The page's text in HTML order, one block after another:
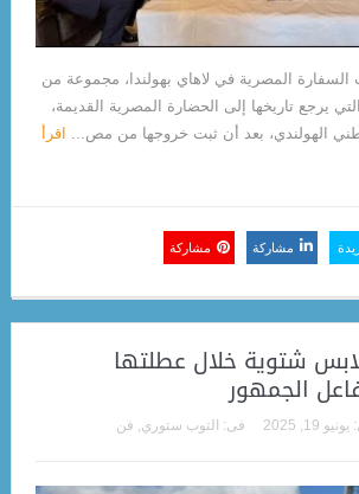
السفارة المصرية في لاهاي بهولندا، مجموعة من
التي يرجع تاريخها إلى الحضارة المصرية القديمة،
الهولندي، بعد أن ثبت خروجها من مص... اقرأ
مشاركة مشاركة
شتوية خلال عطلتها
الجمهور
يونيو 19, 2025 فى: التوب ستوري فن